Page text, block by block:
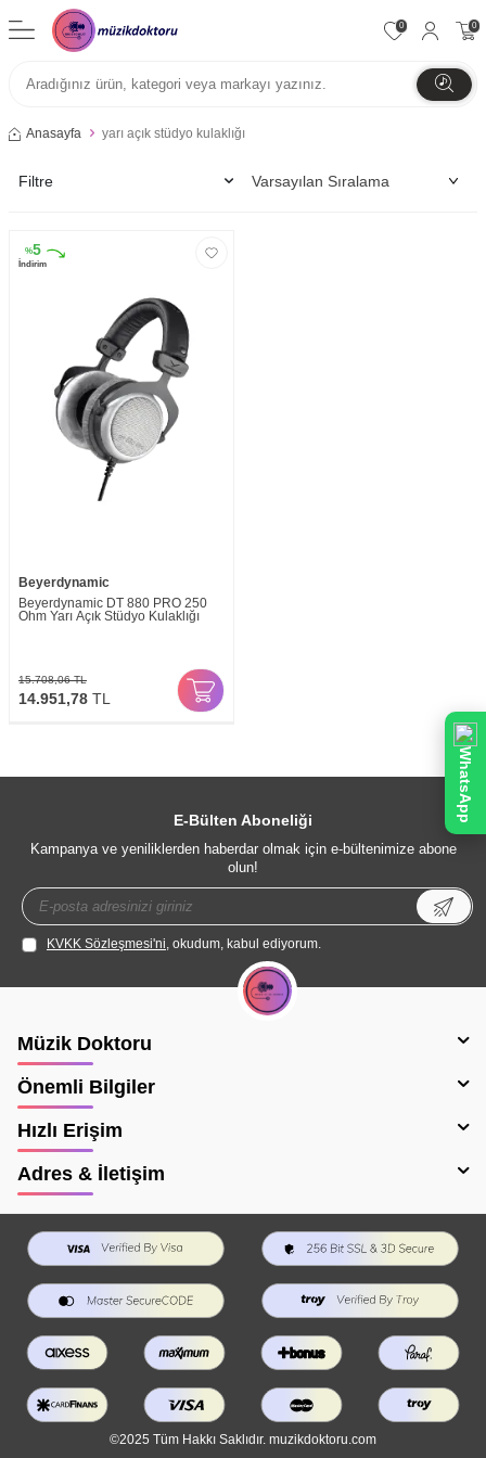
0 0
Anasayfa yarı açık stüdyo kulaklığı
Filtre
%5
İndirim
Beyerdynamic
Beyerdynamic DT 880 PRO 250
Ohm Yarı Açık Stüdyo Kulaklığı
15.708,06TL
14.951,78 TL
E-Bülten Aboneliği
Kampanya ve yeniliklerden haberdar olmak için e-bültenimize abone
olun!
KVKK Sözleşmesi'ni, okudum, kabul ediyorum.
Müzik Doktoru
Önemli Bilgiler
Hızlı Erişim
Adres & İletişim
©2025 Tüm Hakkı Saklıdır. muzikdoktoru.com
WhatsApp